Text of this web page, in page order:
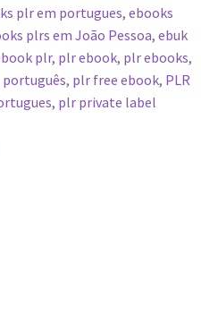
plr em portugues, ebooks
plrs em João Pessoa, ebuk
plr, plr ebook, plr ebooks,
, plr free ebook, PLR
, plr private label